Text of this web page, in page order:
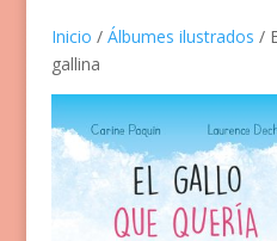
Inicio / Álbumes ilustrados /
gallina